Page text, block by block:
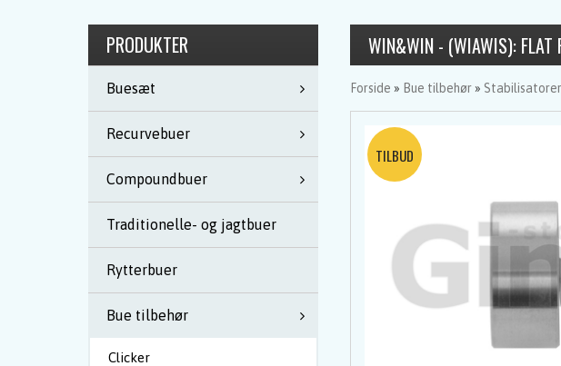
PRODUKTER
Buesæt
Recurvebuer
Compoundbuer
Traditionelle- og jagtbuer
Rytterbuer
Bue tilbehør
Clicker
WIN&WIN - (WIAWIS): FLAT
Forside » Bue tilbehør» Stabilisatorer